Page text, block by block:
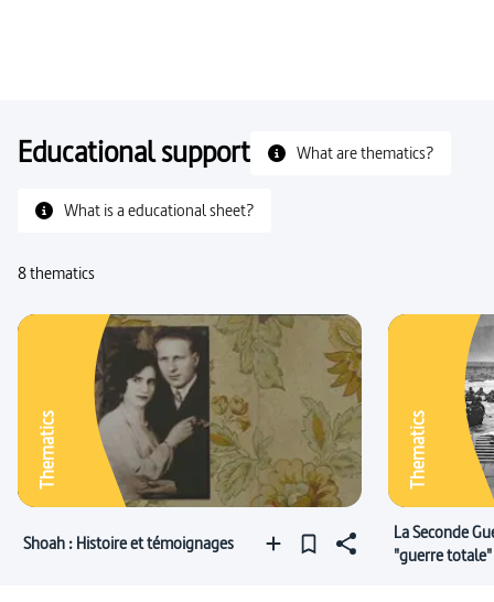
Educational support What are thematics?
What is a educational sheet?
8 thematics
Thematics
Shoah : Histoire et témoignages
Thematics
La Seconde
"guerre totale"